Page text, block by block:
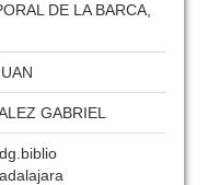
DE LA BARCA,
GABRIEL